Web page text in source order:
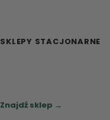
SKLEPY STACJONARNE
Znajdź sklep →